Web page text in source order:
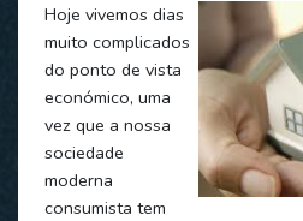
Hoje vivemos dias
muito complicados
do ponto de vista
económico, uma
vez que a nossa
sociedade
moderna
consumista tem